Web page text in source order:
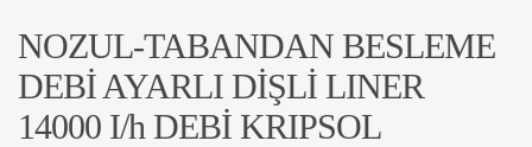
NOZUL-TABANDAN BESLEME
DEBİ AYARLI DİŞLİ LINER
14000 I/h DEBİ KRIPSOL